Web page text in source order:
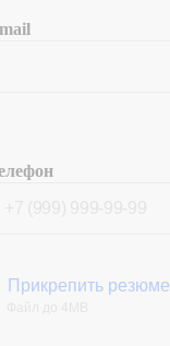
Прикрепить резюме